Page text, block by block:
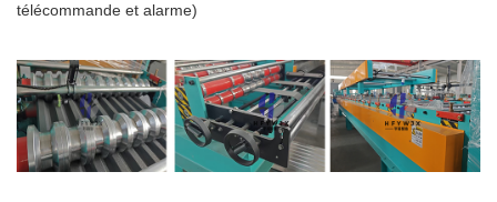
télécommande et alarme)